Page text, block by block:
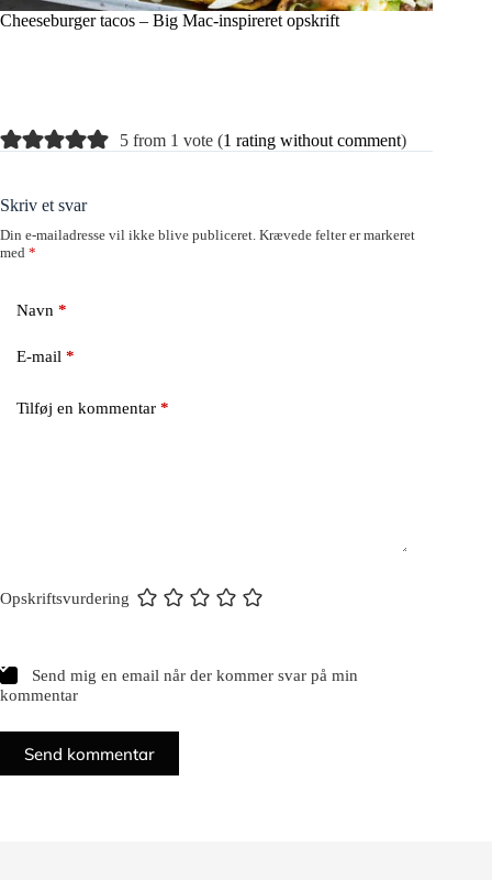
Cheeseburger tacos – Big Mac-inspireret opskrift
5 from 1 vote (1 rating without comment)
Skriv et svar
Din e-mailadresse vil ikke blive publiceret. Krævede felter er markeret
med *
Navn *
E-mail *
Tilføj en kommentar *
Opskriftsvurdering
Send mig en email når der kommer svar på min
kommentar
Send kommentar